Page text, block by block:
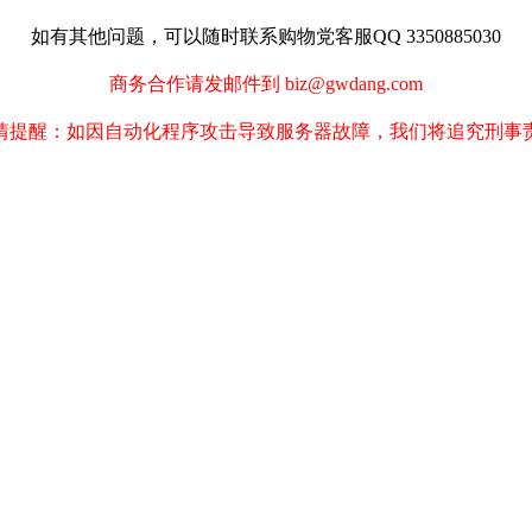
如有其他问题，可以随时联系购物党客服QQ 3350885030
商务合作请发邮件到 biz@gwdang.com
提醒：如因自动化程序攻击导致服务器故障，我们将追究刑事